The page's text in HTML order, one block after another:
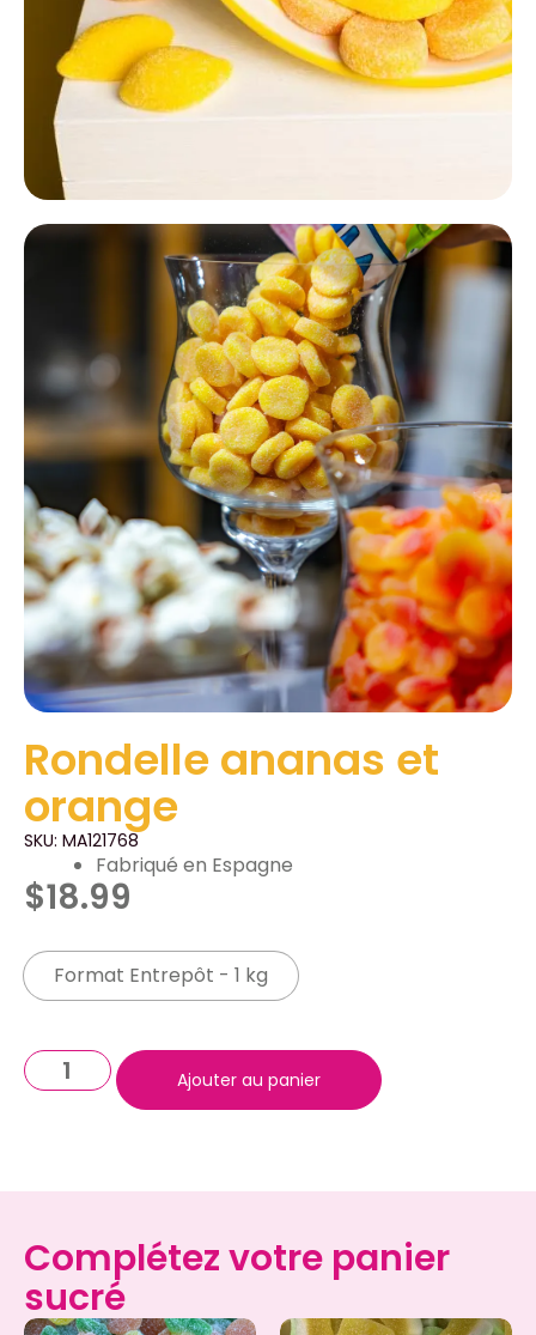
Rondelle ananas et
orange
SKU: MA121768
Fabriqué en Espagne
$18.99
Format Entrepôt - 1 kg
Ajouter au panier
Complétez votre panier
sucré